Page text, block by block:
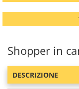
Shopper in
DESCRIZIONE